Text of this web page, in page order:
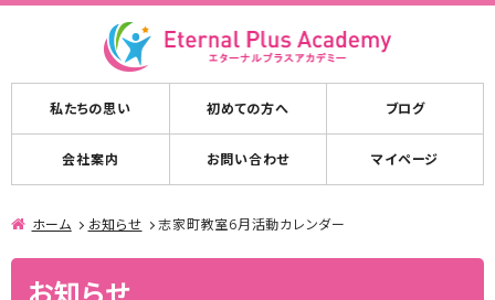
私たちの思い 初めての方へ ブログ
会社案内 お問い合わせ マイページ
ホーム お知らせ 志家町教室6月活動カレンダー